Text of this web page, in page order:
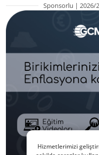
Sponsorlu | 2026/
Hizmetlerimizi